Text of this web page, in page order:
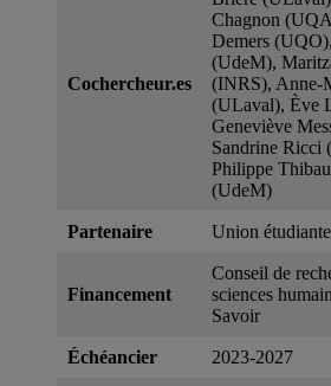
Cochercheur.es
Chagnon
Demers
(UdeM),
(INRS), Anne-
(ULaval), Ève
Geneviève
Sandrine
Philippe
(UdeM)
Partenaire Union
Financement
Conseil de
sciences
Savoir
Échéancier 2023-2027